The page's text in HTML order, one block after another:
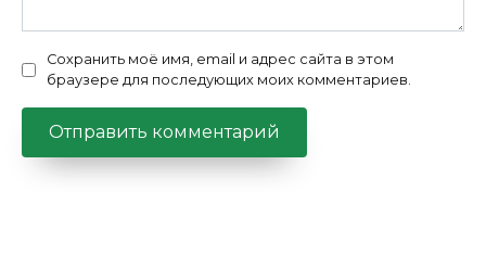
Сохранить моё имя, email и адрес сайта в этом
браузере для последующих моих комментариев.